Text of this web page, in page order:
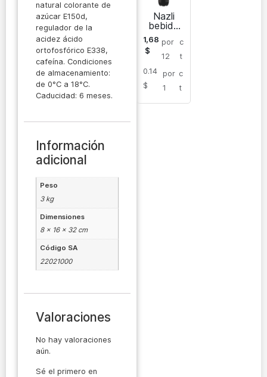
natural colorante de
azúcar E150d,
regulador de la
acidez ácido
ortofosfórico E338,
cafeína. Condiciones
de almacenamiento:
de 0°C a 18°C.
Caducidad: 6 meses.
Información
adicional
Peso
3 kg
Dimensiones
8 × 16 × 32 cm
Código SA
22021000
Valoraciones
No hay valoraciones
aún.
Sé el primero en
Nazli
bebida
carbonat
ada sin
alcohol
1,68
$
por
12
c
t
0.14
$
por
1
c
t